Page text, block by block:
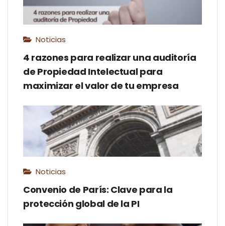
Noticias
4 razones para realizar una auditoría
de Propiedad Intelectual para
maximizar el valor de tu empresa
Noticias
Convenio de París: Clave para la
protección global de la PI